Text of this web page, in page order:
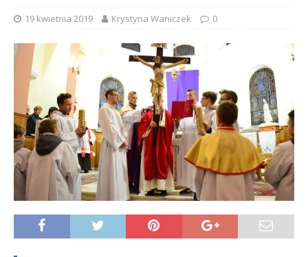
19 kwietnia 2019 Krystyna Waniczek 0